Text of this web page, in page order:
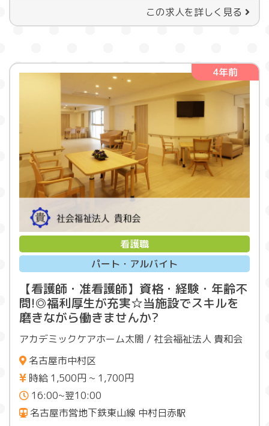
この求人を詳しく見る
4年前
看護職
パート・アルバイト
【看護師・准看護師】資格・経験・年齢不
問!◎福利厚生が充実☆当施設でスキルを
磨きながら働きませんか?
アカデミックケアホーム太閤 / 社会福祉法人 貴和会
名古屋市中村区
時給 1,500円 ~ 1,700円
16:00~翌10:00
名古屋市営地下鉄東山線 中村日赤駅